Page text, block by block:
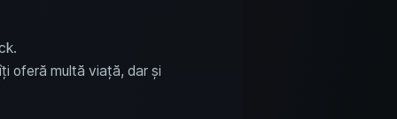
oferă multă viață, dar și